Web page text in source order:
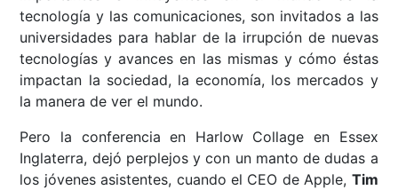
tecnología y las comunicaciones, son invitados a las
universidades para hablar de la irrupción de nuevas
tecnologías y avances en las mismas y cómo éstas
impactan la sociedad, la economía, los mercados y
la manera de ver el mundo.
Pero la conferencia en Harlow Collage en Essex
Inglaterra, dejó perplejos y con un manto de dudas a
los jóvenes asistentes, cuando el CEO de Apple, Tim